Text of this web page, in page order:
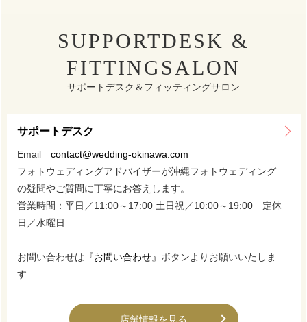
SUPPORTDESK &
FITTINGSALON
サポートデスク＆フィッティングサロン
サポートデスク
Email contact@wedding-okinawa.com
フォトウェディングアドバイザーが沖縄フォトウェディング
の疑問やご質問に丁寧にお答えします。
営業時間：平日／11:00～17:00 土日祝／10:00～19:00 定休
日／水曜日
お問い合わせは 『お問い合わせ』 ボタンよりお願いいたしま
す
店舗情報を見る